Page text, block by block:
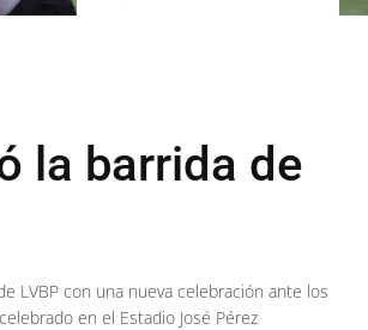
la barrida de
LVBP con una nueva celebración ante los
en el Estadio José Pérez